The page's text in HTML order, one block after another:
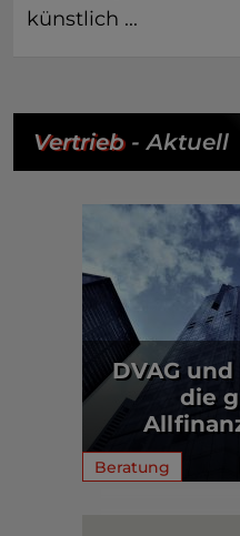
künstlich ...
Vertrieb- Aktuell
DVAG
die
Beratung